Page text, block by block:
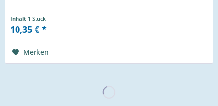
Inhalt 1 Stück
10,35 € *
Merken